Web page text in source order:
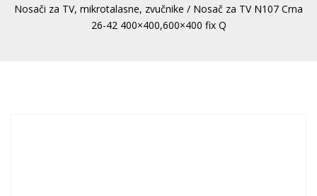
Nosači za TV, mikrotalasne, zvučnike / Nosač za TV N107 Crna
26-42 400×400,600×400 fix Q